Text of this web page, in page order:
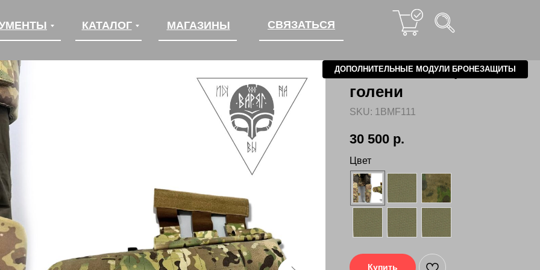
МАГАЗИНЫ СВЯЗАТЬСЯ
КАТАЛОГ МАГАЗИНЫ СВЯЗАТЬСЯ
КАТАЛОГ
ДОПОЛНИТЕЛЬНЫЕ МОДУЛИ БРОНЕЗАЩИТЫ
Поножи – защита
голени
SKU: 1BMF111
30 500 р.
Цвет
Купить